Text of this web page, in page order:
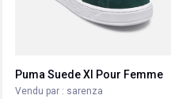
Puma Suede Xl Pour Femme
Vendu par : sarenza